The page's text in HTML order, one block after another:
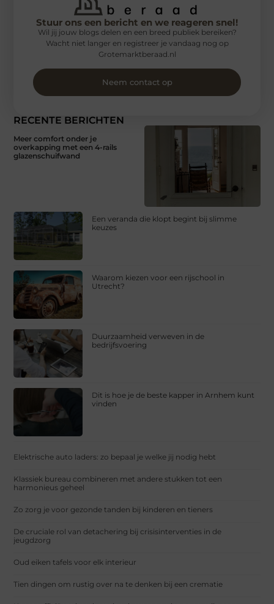
RECENTE BERICHTEN
Meer comfort onder je
overkapping met een 4-rails
glazenschuifwand
Een veranda die klopt begint bij slimme
keuzes
Waarom kiezen voor een rijschool in
Utrecht?
Duurzaamheid verweven in de
bedrijfsvoering
Dit is hoe je de beste kapper in Arnhem kunt
vinden
Elektrische auto laders: zo bepaal je welke jij nodig hebt
Klassiek bureau combineren met andere stukken tot een
harmonieus geheel
Zo zorg je voor gezonde tanden bij kinderen en tieners
De cruciale rol van detachering bij crisisinterventies in de
jeugdzorg
Oud eiken tafels voor elk interieur
Tien dingen om rustig over na te denken bij een crematie
Stuur ons een bericht en we reageren snel!
Wil jij jouw blogs delen en een breed publiek bereiken?
Wacht niet langer en registreer je vandaag nog op
Grotemarktberaad.nl
Neem contact op